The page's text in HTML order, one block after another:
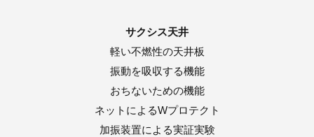
サクシス天井
軽い不燃性の天井板
振動を吸収する機能
おちないための機能
ネットによるWプロテクト
加振装置による実証実験